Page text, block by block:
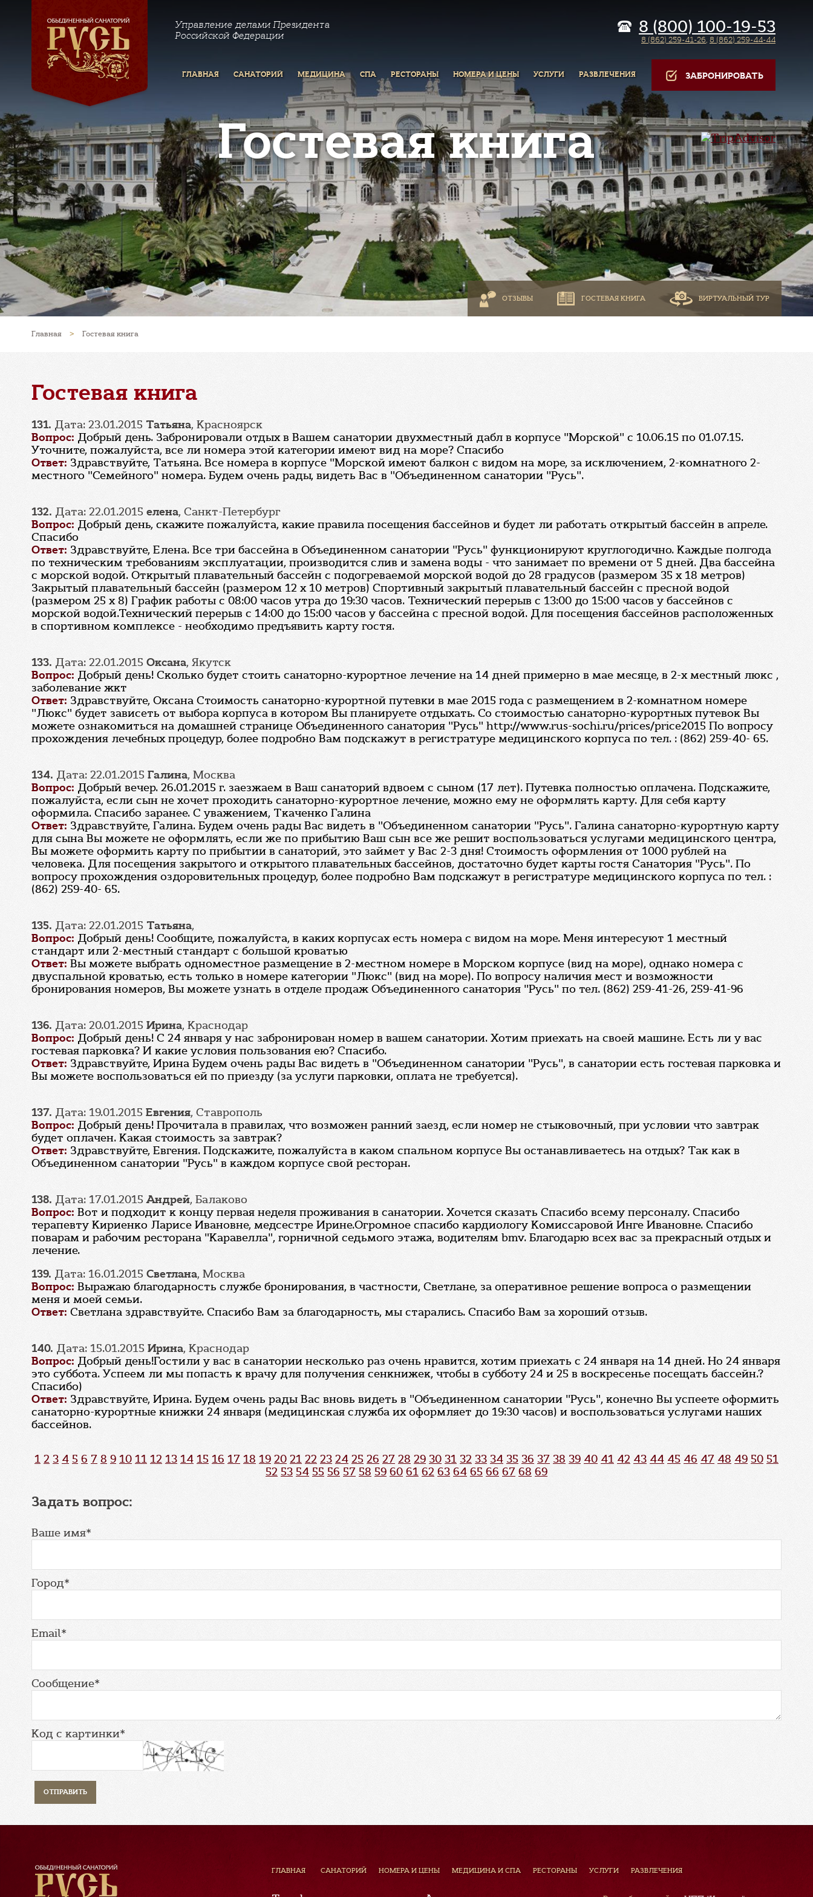
Управление делами Президента
Российской Федерации
8 (800) 100-19-53
8 (862) 259-41-26, 8 (862) 259-44-44
ГЛАВНАЯ САНАТОРИЙ МЕДИЦИНА СПА РЕСТОРАНЫ НОМЕРА И ЦЕНЫ УСЛУГИ РАЗВЛЕЧЕНИЯ ЗАБРОНИРОВАТЬ
Гостевая книга
ОТЗЫВЫ ГОСТЕВАЯ КНИГА ВИРТУАЛЬНЫЙ ТУР
Главная > Гостевая книга
Гостевая книга
131. Дата: 23.01.2015 Татьяна, Красноярск
Вопрос: Добрый день. Забронировали отдых в Вашем санатории двухместный дабл в корпусе "Морской" с 10.06.15 по 01.07.15.
Уточните, пожалуйста, все ли номера этой категории имеют вид на море? Спасибо
Ответ: Здравствуйте, Татьяна. Все номера в корпусе "Морской имеют балкон с видом на море, за исключением, 2-комнатного 2-
местного "Семейного" номера. Будем очень рады, видеть Вас в "Объединенном санатории "Русь".
132. Дата: 22.01.2015 елена, Санкт-Петербург
Вопрос: Добрый день, скажите пожалуйста, какие правила посещения бассейнов и будет ли работать открытый бассейн в апреле.
Спасибо
Ответ: Здравствуйте, Елена. Все три бассейна в Объединенном санатории "Русь" функционируют круглогодично. Каждые полгода
по техническим требованиям эксплуатации, производится слив и замена воды - что занимает по времени от 5 дней. Два бассейна
с морской водой. Открытый плавательный бассейн с подогреваемой морской водой до 28 градусов (размером 35 x 18 метров)
Закрытый плавательный бассейн (размером 12 x 10 метров) Спортивный закрытый плавательный бассейн с пресной водой
(размером 25 x 8) График работы с 08:00 часов утра до 19:30 часов. Технический перерыв с 13:00 до 15:00 часов у бассейнов с
морской водой.Технический перерыв с 14:00 до 15:00 часов у бассейна с пресной водой. Для посещения бассейнов расположенных
в спортивном комплексе - необходимо предъявить карту гостя.
133. Дата: 22.01.2015 Оксана, Якутск
Вопрос: Добрый день! Сколько будет стоить санаторно-курортное лечение на 14 дней примерно в мае месяце, в 2-х местный люкс ,
заболевание жкт
Ответ: Здравствуйте, Оксана Стоимость санаторно-курортной путевки в мае 2015 года с размещением в 2-комнатном номере
"Люкс" будет зависеть от выбора корпуса в котором Вы планируете отдыхать. Со стоимостью санаторно-курортных путевок Вы
можете ознакомиться на домашней странице Объединенного санатория "Русь" http://www.rus-sochi.ru/prices/price2015 По вопросу
прохождения лечебных процедур, более подробно Вам подскажут в регистратуре медицинского корпуса по тел. : (862) 259-40- 65.
134. Дата: 22.01.2015 Галина, Москва
Вопрос: Добрый вечер. 26.01.2015 г. заезжаем в Ваш санаторий вдвоем с сыном (17 лет). Путевка полностью оплачена. Подскажите,
пожалуйста, если сын не хочет проходить санаторно-курортное лечение, можно ему не оформлять карту. Для себя карту
оформила. Спасибо заранее. С уважением, Ткаченко Галина
Ответ: Здравствуйте, Галина. Будем очень рады Вас видеть в "Объединенном санатории "Русь". Галина санаторно-курортную карту
для сына Вы можете не оформлять, если же по прибытию Ваш сын все же решит воспользоваться услугами медицинского центра,
Вы можете оформить карту по прибытии в санаторий, это займет у Вас 2-3 дня! Стоимость оформления от 1000 рублей на
человека. Для посещения закрытого и открытого плавательных бассейнов, достаточно будет карты гостя Санатория "Русь". По
вопросу прохождения оздоровительных процедур, более подробно Вам подскажут в регистратуре медицинского корпуса по тел. :
(862) 259-40- 65.
135. Дата: 22.01.2015 Татьяна,
Вопрос: Добрый день! Сообщите, пожалуйста, в каких корпусах есть номера с видом на море. Меня интересуют 1 местный
стандарт или 2-местный стандарт с большой кроватью
Ответ: Вы можете выбрать одноместное размещение в 2-местном номере в Морском корпусе (вид на море), однако номера с
двуспальной кроватью, есть только в номере категории "Люкс" (вид на море). По вопросу наличия мест и возможности
бронирования номеров, Вы можете узнать в отделе продаж Объединенного санатория "Русь" по тел. (862) 259-41-26, 259-41-96
136. Дата: 20.01.2015 Ирина, Краснодар
Вопрос: Добрый день! С 24 января у нас забронирован номер в вашем санатории. Хотим приехать на своей машине. Есть ли у вас
гостевая парковка? И какие условия пользования ею? Спасибо.
Ответ: Здравствуйте, Ирина Будем очень рады Вас видеть в "Объединенном санатории "Русь", в санатории есть гостевая парковка и
Вы можете воспользоваться ей по приезду (за услуги парковки, оплата не требуется).
137. Дата: 19.01.2015 Евгения, Ставрополь
Вопрос: Добрый день! Прочитала в правилах, что возможен ранний заезд, если номер не стыковочный, при условии что завтрак
будет оплачен. Какая стоимость за завтрак?
Ответ: Здравствуйте, Евгения. Подскажите, пожалуйста в каком спальном корпусе Вы останавливаетесь на отдых? Так как в
Объединенном санатории "Русь" в каждом корпусе свой ресторан.
138. Дата: 17.01.2015Андрей, Балаково
Вопрос: Вот и подходит к концу первая неделя проживания в санатории. Хочется сказать Спасибо всему персоналу. Спасибо
терапевту Кириенко Ларисе Ивановне, медсестре Ирине.Огромное спасибо кардиологу Комиссаровой Инге Ивановне. Спасибо
поварам и рабочим ресторана "Каравелла", горничной седьмого этажа, водителям bmv. Благодарю всех вас за прекрасный отдых и
лечение.
139. Дата: 16.01.2015 Светлана, Москва
Вопрос: Выражаю благодарность службе бронирования, в частности, Светлане, за оперативное решение вопроса о размещении
меня и моей семьи.
Ответ: Светлана здравствуйте. Спасибо Вам за благодарность, мы старались. Спасибо Вам за хороший отзыв.
140. Дата: 15.01.2015 Ирина, Краснодар
Вопрос: Добрый день!Гостили у вас в санатории несколько раз очень нравится, хотим приехать с 24 января на 14 дней. Но 24 января
это суббота. Успеем ли мы попасть к врачу для получения сенкнижек, чтобы в субботу 24 и 25 в воскресенье посещать бассейн.?
Спасибо)
Ответ: Здравствуйте, Ирина. Будем очень рады Вас вновь видеть в "Объединенном санатории "Русь", конечно Вы успеете оформить
санаторно-курортные книжки 24 января (медицинская служба их оформляет до 19:30 часов) и воспользоваться услугами наших
бассейнов.
1 2 3 4 5 6 7 8 9 10 11 12 13 14 15 16 17 18 19 20 21 22 23 24 25 26 27 28 29 30 31 32 33 34 35 36 37 38 39 40 41 42 43 44 45 46 47 48 49 50 51
52 53 54 55 56 57 58 59 60 61 62 63 64 65 66 67 68 69
Задать вопрос:
Ваше имя*
Город*
Email*
Сообщение*
Код с картинки*
ГЛАВНАЯ САНАТОРИЙ НОМЕРА И ЦЕНЫ МЕДИЦИНА И СПА РЕСТОРАНЫ УСЛУГИ РАЗВЛЕЧЕНИЯ